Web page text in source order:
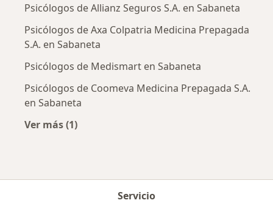
Psicólogos de Allianz Seguros S.A. en Sabaneta
Psicólogos de Axa Colpatria Medicina Prepagada
S.A. en Sabaneta
Psicólogos de Medismart en Sabaneta
Psicólogos de Coomeva Medicina Prepagada S.A.
en Sabaneta
Ver más (1)
Servicio